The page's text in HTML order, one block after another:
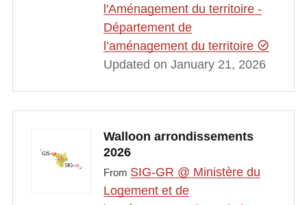
l'Aménagement du territoire -
Département de
l’aménagement du territoire
Updated on January 21, 2026
Walloon arrondissements
2026
From SIG-GR @ Ministère du
Logement et de